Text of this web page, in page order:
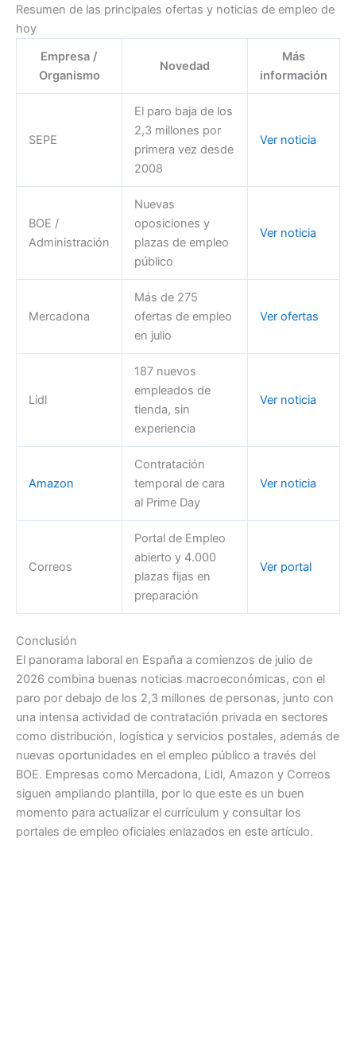
Resumen de las principales ofertas y noticias de empleo de
hoy
Empresa /
Organismo
Novedad
Más
información
SEPE
El paro baja de los
2,3 millones por
primera vez desde
2008
Ver noticia
BOE /
Administración
Nuevas
oposiciones y
plazas de empleo
público
Ver noticia
Mercadona
Más de 275
ofertas de empleo
en julio
Ver ofertas
Lidl
187 nuevos
empleados de
tienda, sin
experiencia
Ver noticia
Amazon
Contratación
temporal de cara
al Prime Day
Ver noticia
Correos
Portal de Empleo
abierto y 4.000
plazas fijas en
preparación
Ver portal
Conclusión
El panorama laboral en España a comienzos de julio de
2026 combina buenas noticias macroeconómicas, con el
paro por debajo de los 2,3 millones de personas, junto con
una intensa actividad de contratación privada en sectores
como distribución, logística y servicios postales, además de
nuevas oportunidades en el empleo público a través del
BOE. Empresas como Mercadona, Lidl, Amazon y Correos
siguen ampliando plantilla, por lo que este es un buen
momento para actualizar el currículum y consultar los
portales de empleo oficiales enlazados en este artículo.